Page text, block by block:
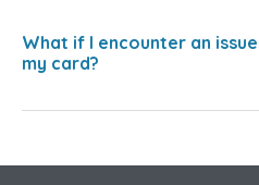
What if I encounter an
my card?